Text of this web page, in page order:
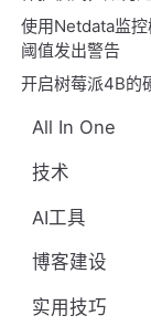
使用Netdata监
阈值发出警告
开启树莓派4B的
All In One
技术
AI工具
博客建设
实用技巧